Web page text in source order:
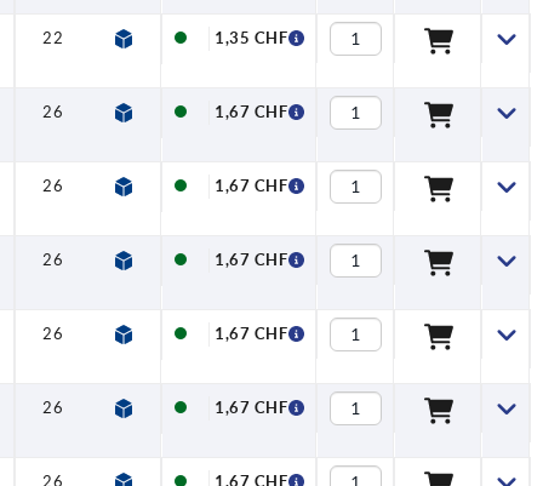
22 8 1,35 CHF
26 9,5 1,67 CHF
26 9,5 1,67 CHF
26 9,5 1,67 CHF
26 9,5 1,67 CHF
26 9,5 1,67 CHF
26 9,5 1,67 CHF